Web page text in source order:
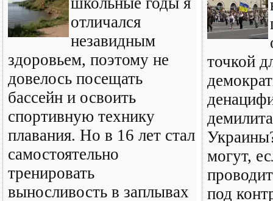
отличался
незавидным
здоровьем, поэтому не
довелось посещать
бассейн и освоить
спортивную технику
плавания. Но в 16 лет стал
самостоятельно
тренировать
выносливость в заплывах
точкой
могут,
под